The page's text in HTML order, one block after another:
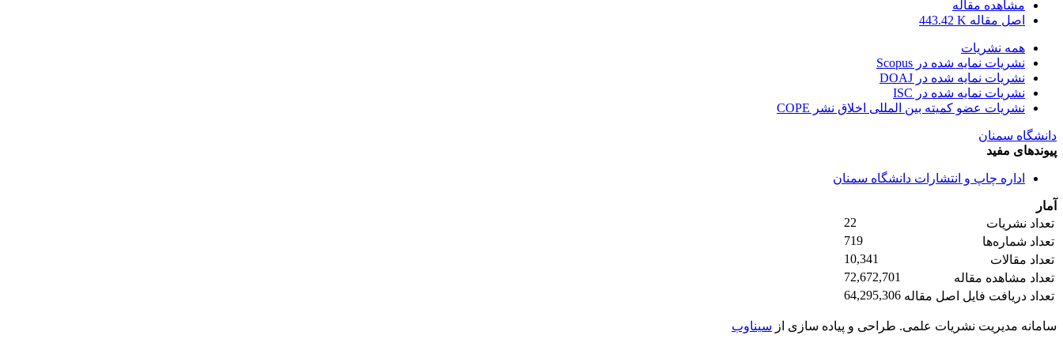
مشاهده مقاله
اصل مقاله 443.42 K
همه نشریات
نشریات نمایه شده در Scopus
نشریات نمایه شده در DOAJ
نشریات نمایه شده در ISC
نشریات عضو کمیته بین المللی اخلاق نشر COPE
دانشگاه سمنان
پیوندهای مفید
اداره چاپ و انتشارات دانشگاه سمنان
آمار
تعداد نشریات
22
تعداد شماره‌ها
719
تعداد مقالات
10,341
تعداد مشاهده مقاله
72,672,701
تعداد دریافت فایل اصل مقاله 64,295,306
سامانه مدیریت نشریات علمی. طراحی و پیاده سازی از سیناوب